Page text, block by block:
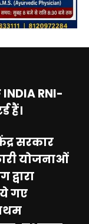
INDIA RNI-
हैं।
सरकार
योजनाओं
गए